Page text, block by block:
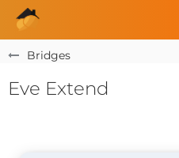
Bridges
Eve Extend